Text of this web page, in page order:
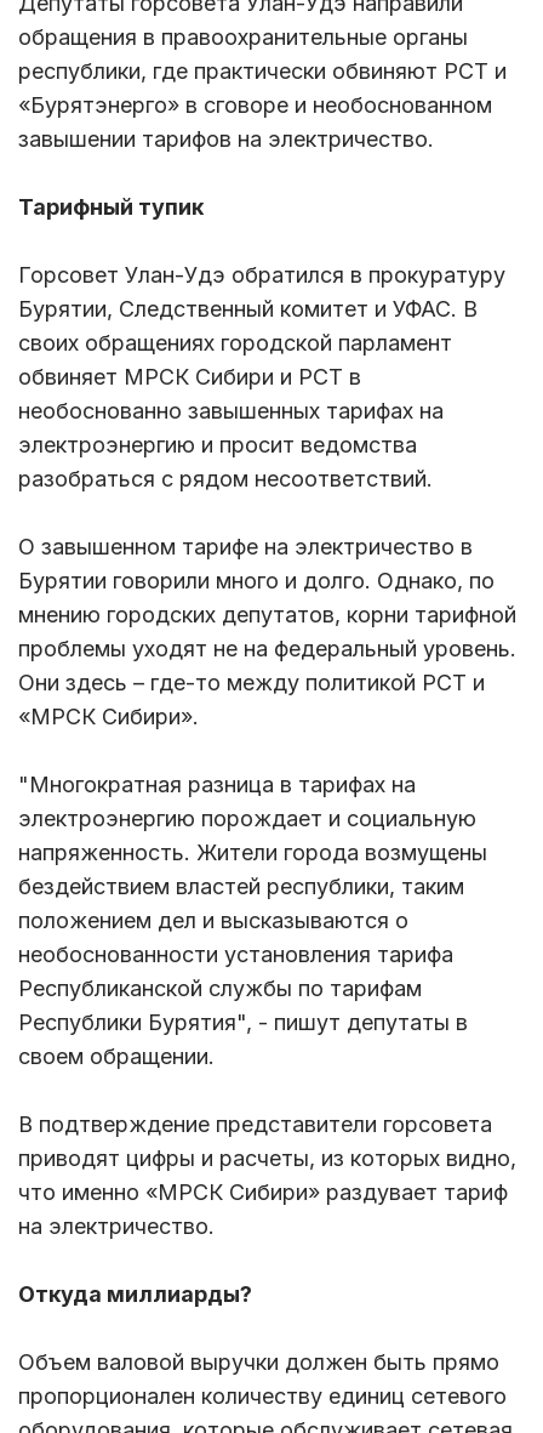
обращения в правоохранительные органы
республики, где практически обвиняют РСТ и
«Бурятэнерго» в сговоре и необоснованном
завышении тарифов на электричество.
Тарифный тупик
Горсовет Улан-Удэ обратился в прокуратуру
Бурятии, Следственный комитет и УФАС. В
своих обращениях городской парламент
обвиняет МРСК Сибири и РСТ в
необоснованно завышенных тарифах на
электроэнергию и просит ведомства
разобраться с рядом несоответствий.
О завышенном тарифе на электричество в
Бурятии говорили много и долго. Однако, по
мнению городских депутатов, корни тарифной
проблемы уходят не на федеральный уровень.
Они здесь – где-то между политикой РСТ и
«МРСК Сибири».
"Многократная разница в тарифах на
электроэнергию порождает и социальную
напряженность. Жители города возмущены
бездействием властей республики, таким
положением дел и высказываются о
необоснованности установления тарифа
Республиканской службы по тарифам
Республики Бурятия", - пишут депутаты в
своем обращении.
В подтверждение представители горсовета
приводят цифры и расчеты, из которых видно,
что именно «МРСК Сибири» раздувает тариф
на электричество.
Откуда миллиарды?
Объем валовой выручки должен быть прямо
пропорционален количеству единиц сетевого